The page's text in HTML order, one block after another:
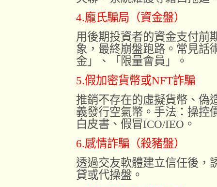
4.龐氏騙局（資金盤）
用後期投資者的資金支付前
象，最終崩盤跑路。常見話
金」、「限量會員」。
5.假加密貨幣或NFT詐騙
推銷不存在的虛擬貨幣、偽
義發行空氣幣。手法：操控
白皮書、假冒ICO/IEO。
6.感情詐騙（殺豬盤）
透過交友軟體建立信任後，
貸或代操盤。